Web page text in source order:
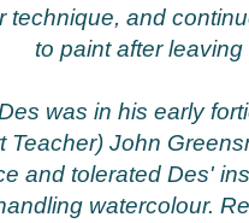
technique, and
to paint after
was in his early
Teacher) John
and tolerated Des'
watercolour.